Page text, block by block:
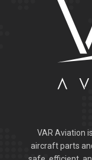
VAR Aviation
aircraft parts